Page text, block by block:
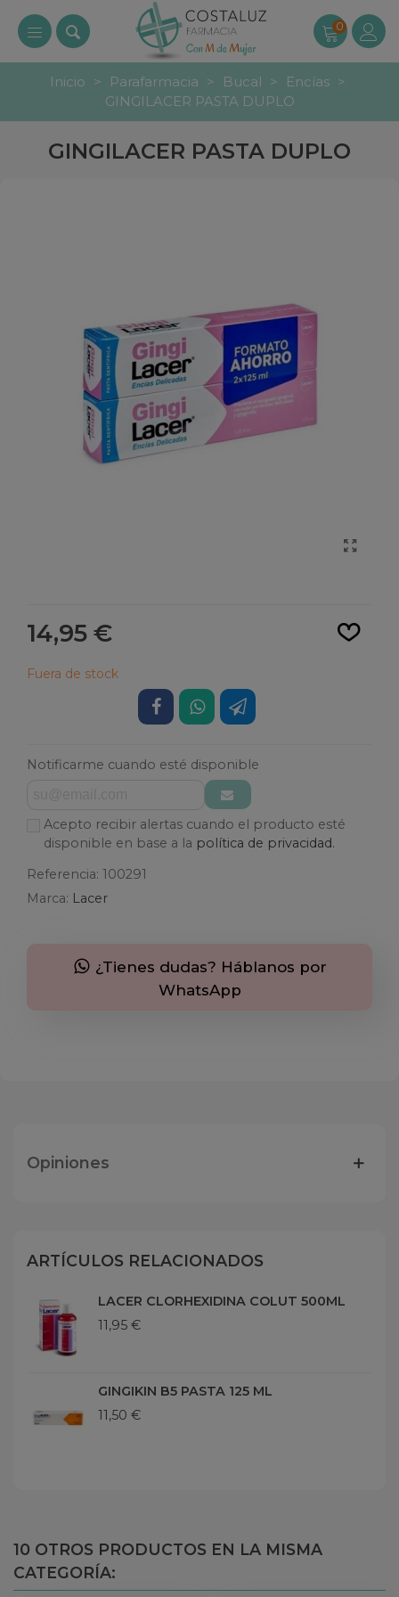
0
Inicio > Parafarmacia > Bucal > Encías >
GINGILACER PASTA DUPLO
GINGILACER PASTA DUPLO
14,95 €
Fuera de stock
Notificarme cuando esté disponible
Acepto recibir alertas cuando el producto esté
disponible en base a la política de privacidad.
Referencia: 100291
Marca: Lacer
¿Tienes dudas? Háblanos por
WhatsApp
Opiniones
ARTÍCULOS RELACIONADOS
LACER CLORHEXIDINA COLUT 500ML
11,95 €
GINGIKIN B5 PASTA 125 ML
11,50 €
10 OTROS PRODUCTOS EN LA MISMA
CATEGORÍA: